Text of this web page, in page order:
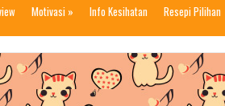
Motivasi » Info Kesihatan Resepi Pilihan